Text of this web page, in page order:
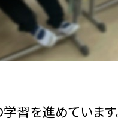
学習を進めています